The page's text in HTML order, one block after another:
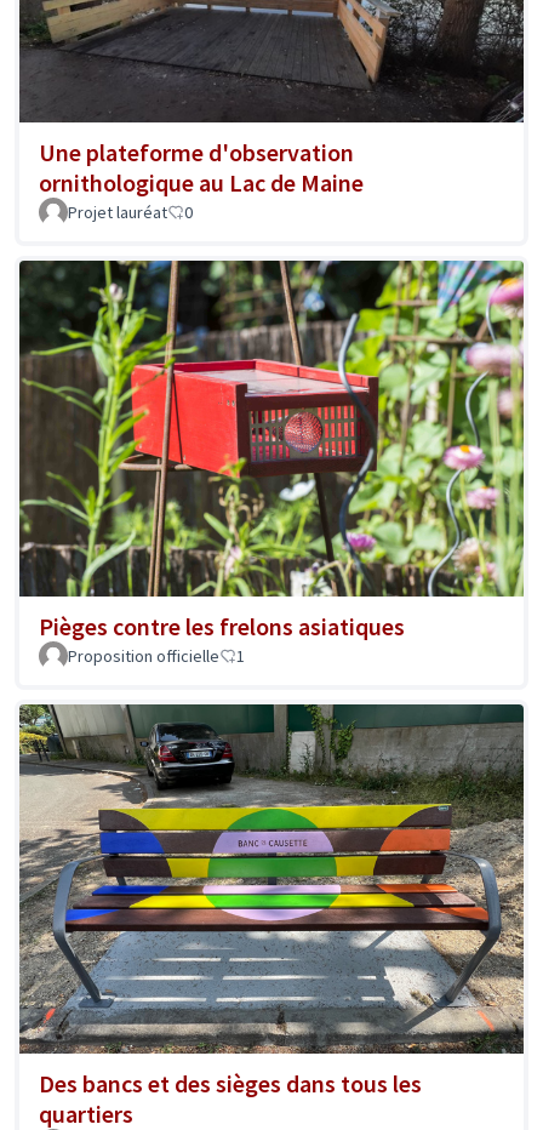
Une plateforme d'observation
ornithologique au Lac de Maine
Projet lauréat 0
Pièges contre les frelons asiatiques
Proposition officielle 1
Des bancs et des sièges dans tous les
quartiers